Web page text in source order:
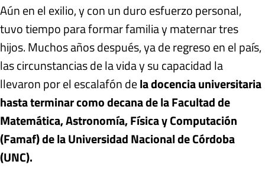
Aún en el exilio, y con un duro esfuerzo personal,
tuvo tiempo para formar familia y maternar tres
hijos. Muchos años después, ya de regreso en el país,
las circunstancias de la vida y su capacidad la
llevaron por el escalafón dela docencia universitaria
hasta terminar como decana de la Facultad de
Matemática, Astronomía, Física y Computación
(Famaf) de la Universidad Nacional de Córdoba
(UNC).